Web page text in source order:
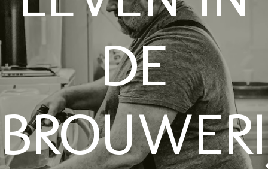
DE